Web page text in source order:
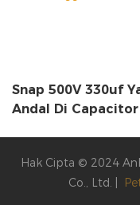
Snap 500V 330uf
Andal Di Capacitor
Hak Cipta © 2024
Co., Ltd. |